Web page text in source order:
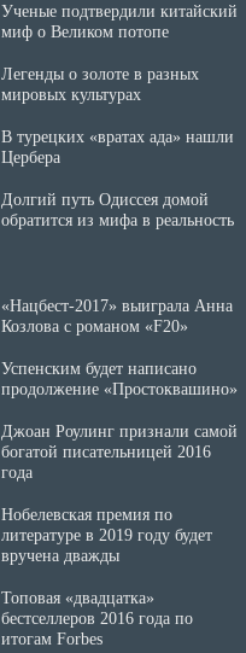
Ученые подтвердили китайский
миф о Великом потопе
Легенды о золоте в разных
мировых культурах
В турецких «вратах ада» нашли
Цербера
Долгий путь Одиссея домой
обратится из мифа в реальность
«Нацбест-2017» выиграла Анна
Козлова с романом «F20»
Успенским будет написано
продолжение «Простоквашино»
Джоан Роулинг признали самой
богатой писательницей 2016
года
Нобелевская премия по
литературе в 2019 году будет
вручена дважды
Топовая «двадцатка»
бестселлеров 2016 года по
итогам Forbes